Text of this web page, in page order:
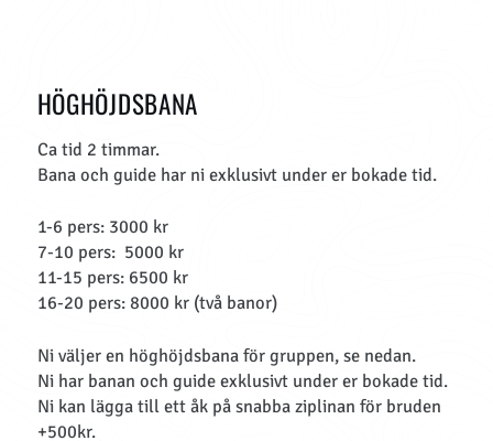
HÖGHÖJDSBANA
Ca tid 2 timmar.
Bana och guide har ni exklusivt under er bokade tid.
1-6 pers: 3000 kr
7-10 pers: 5000 kr
11-15 pers: 6500 kr
16-20 pers: 8000 kr (två banor)
Ni väljer en höghöjdsbana för gruppen, se nedan.
Ni har banan och guide exklusivt under er bokade tid.
Ni kan lägga till ett åk på snabba ziplinan för bruden
+500kr.